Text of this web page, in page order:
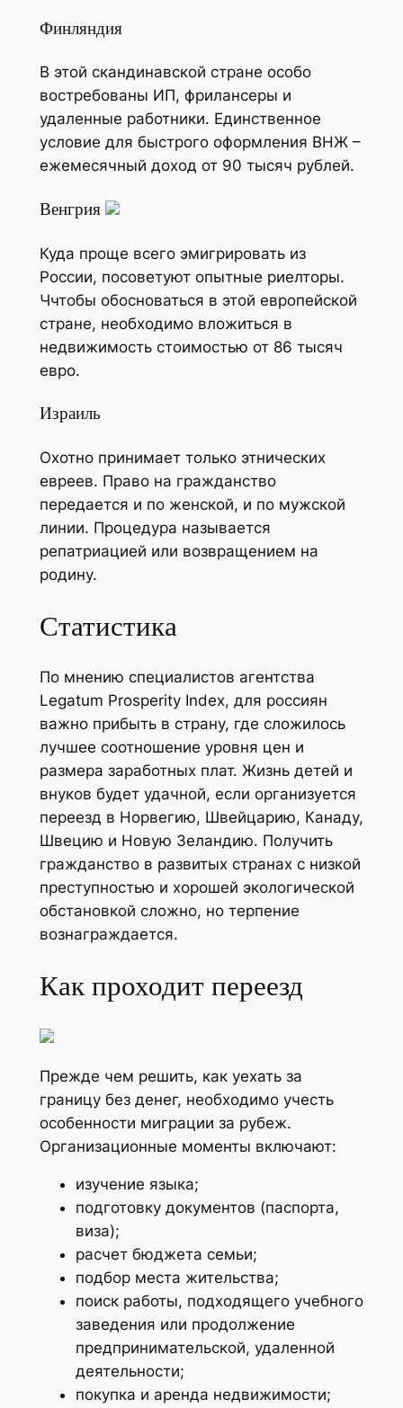
Финляндия
В этой скандинавской стране особо
востребованы ИП, фрилансеры и
удаленные работники. Единственное
условие для быстрого оформления ВНЖ –
ежемесячный доход от 90 тысяч рублей.
Венгрия
Куда проще всего эмигрировать из
России, посоветуют опытные риелторы.
Ччтобы обосноваться в этой европейской
стране, необходимо вложиться в
недвижимость стоимостью от 86 тысяч
евро.
Израиль
Охотно принимает только этнических
евреев. Право на гражданство
передается и по женской, и по мужской
линии. Процедура называется
репатриацией или возвращением на
родину.
Статистика
По мнению специалистов агентства
Legatum Prosperity Index, для россиян
важно прибыть в страну, где сложилось
лучшее соотношение уровня цен и
размера заработных плат. Жизнь детей и
внуков будет удачной, если организуется
переезд в Норвегию, Швейцарию, Канаду,
Швецию и Новую Зеландию. Получить
гражданство в развитых странах с низкой
преступностью и хорошей экологической
обстановкой сложно, но терпение
вознаграждается.
Как проходит переезд
Прежде чем решить, как уехать за
границу без денег, необходимо учесть
особенности миграции за рубеж.
Организационные моменты включают:
изучение языка;
подготовку документов (паспорта,
виза);
расчет бюджета семьи;
подбор места жительства;
поиск работы, подходящего учебного
заведения или продолжение
предпринимательской, удаленной
деятельности;
покупка и аренда недвижимости;